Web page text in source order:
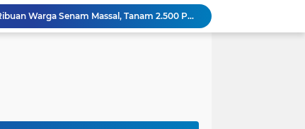
HUT ke-69 Riau Semarak, Ribuan Warga Senam Massal, Tanam 2.500 Pohon dan Resmikan Kantor KONI
Pemkab Pelalawan Bentuk Tim Verifikasi, Penyelesaian Konflik Lahan PT Arara Abadi dan Warga Mak Teduh Masuki Babak Baru